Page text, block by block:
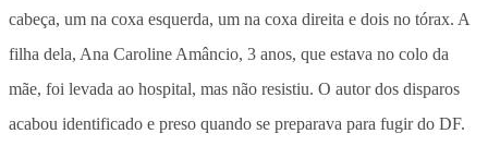
cabeça, um na coxa esquerda, um na coxa direita e dois no tórax. A
filha dela, Ana Caroline Amâncio, 3 anos, que estava no colo da
mãe, foi levada ao hospital, mas não resistiu. O autor dos disparos
acabou identificado e preso quando se preparava para fugir do DF.